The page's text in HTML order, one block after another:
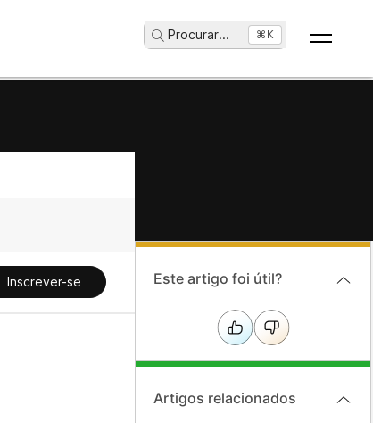
Procurar... ⌘K
Inscrever-se Este artigo foi útil?
Artigos relacionados